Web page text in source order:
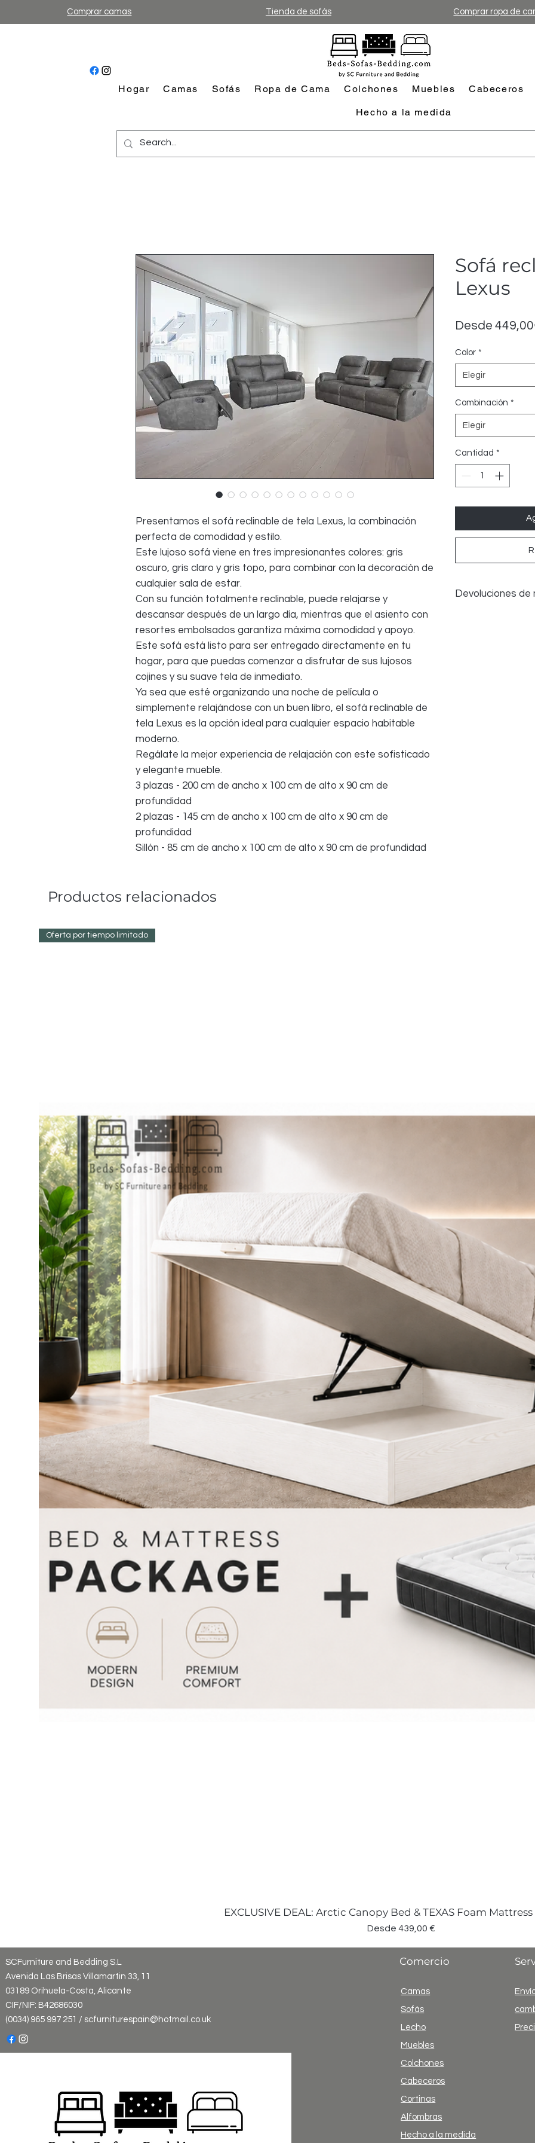
Comprar camas Tienda de sofás Comprar ropa de
Hogar Camas Sofás Ropa de Cama Colchones Muebles Cabeceros
Hecho a la medida
Presentamos el sofá reclinable de tela Lexus, la combinación
perfecta de comodidad y estilo.
Este lujoso sofá viene en tres impresionantes colores: gris
oscuro, gris claro y gris topo, para combinar con la decoración de
cualquier sala de estar.
Con su función totalmente reclinable, puede relajarse y
descansar después de un largo día, mientras que el asiento con
resortes embolsados garantiza máxima comodidad y apoyo.
Este sofá está listo para ser entregado directamente en tu
hogar, para que puedas comenzar a disfrutar de sus lujosos
cojines y su suave tela de inmediato.
Ya sea que esté organizando una noche de película o
simplemente relajándose con un buen libro, el sofá reclinable de
tela Lexus es la opción ideal para cualquier espacio habitable
moderno.
Regálate la mejor experiencia de relajación con este sofisticado
y elegante mueble.
3 plazas - 200 cm de ancho x 100 cm de alto x 90 cm de
profundidad
2 plazas - 145 cm de ancho x 100 cm de alto x 90 cm de
profundidad
Sillón - 85 cm de ancho x 100 cm de alto x 90 cm de profundidad
Sofá
Lexus
Desde
Color *
Elegir
Combinación *
Elegir
Cantidad *
Devoluciones de
Productos relacionados
Oferta por tiempo limitado
EXCLUSIVE DEAL: Arctic Canopy Bed & TEXAS Foam
Desde 439,00 €
Precio de oferta
SCFurniture and Bedding S.L
Avenida Las Brisas Villamartin 33, 11
03189 Orihuela-Costa, Alicante
CIF/NIF: B42686030
(0034) 965 997 251 / scfurniturespain@hotmail.co.uk
Comercio
Camas
Sofás
Lecho
Muebles
Colchones
Cabeceros
Cortinas
Alfombras
Hecho a la medida